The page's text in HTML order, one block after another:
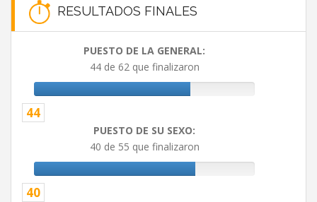
RESULTADOS FINALES
PUESTO DE LA GENERAL:
44 de 62 que finalizaron
44
PUESTO DE SU SEXO:
40 de 55 que finalizaron
40